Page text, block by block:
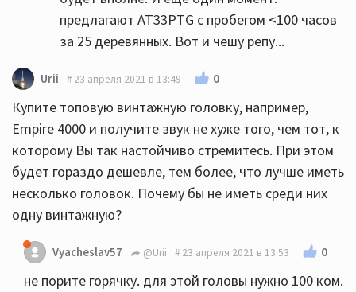
предлагают AT33PTG с пробегом <100 часов
за 25 деревянных. Вот и чешу репу...
Urii 23 апреля 2021 в 13:49 0
Купите топовую винтажную головку, например,
Empire 4000 и получите звук не хуже того, чем тот, к
которому Вы так настойчиво стремитесь. При этом
будет гораздо дешевле, тем более, что лучше иметь
несколько головок. Почему бы не иметь среди них
одну винтажную?
Vyacheslav57 @Urii 23 апреля 2021 в 13:53 0
не порите горячку. для этой головы нужно 100 ком.